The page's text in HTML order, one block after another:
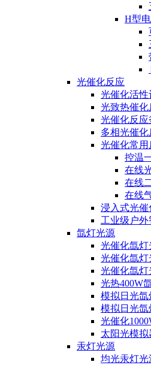
H型
光催化反应
光催化活性
光致热催化
光催化反应
多相光催化
光催化常用
控温
在线
在线
在线
浸入式光催
工业级户
氙灯光源
光催化氙灯
光催化氙灯
光催化氙灯
光热400W
模拟日光氙
模拟日光
光催化
太阳光模拟
汞灯光源
均光汞灯光